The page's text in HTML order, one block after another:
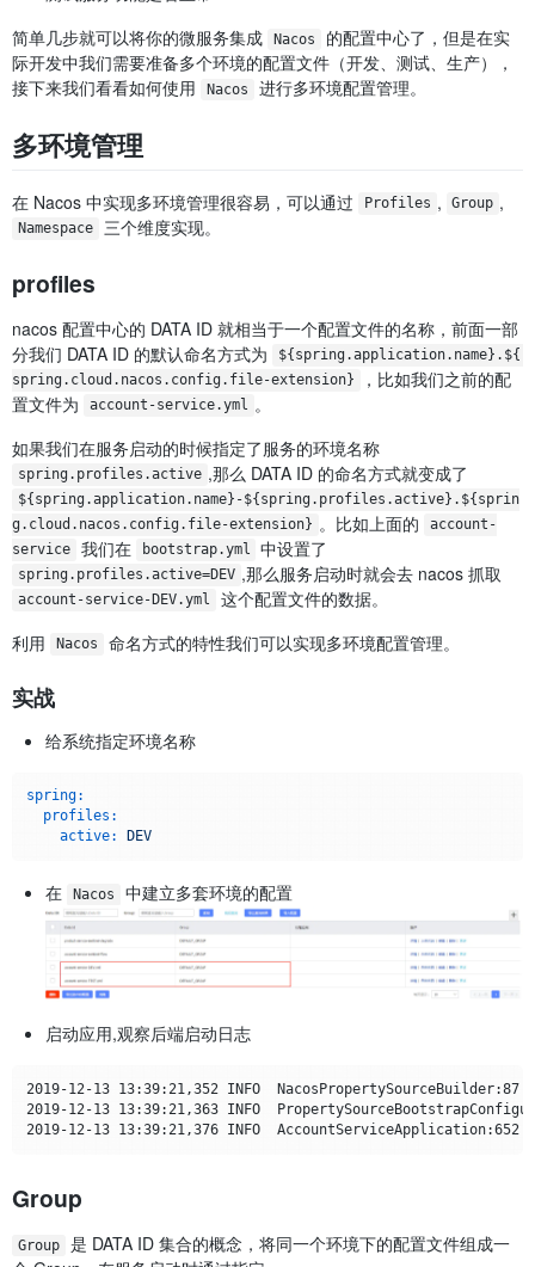
简单几步就可以将你的微服务集成
Nacos
的配置中心了，但是在实
际开发中我们需要准备多个环境的配置文件（开发、测试、生产），
接下来我们看看如何使用
Nacos 进行多环境配置管理。
多环境管理
在 Nacos 中实现多环境管理很容易，可以通过 Profiles , Group ,
Namespace 三个维度实现。
profiles
nacos 配置中心的 DATA ID 就相当于一个配置文件的名称，前面一部
分我们 DATA ID 的默认命名方式为
${spring.application.name}.${
spring.cloud.nacos.config.file-extension}
，比如我们之前的配
置文件为
account-service.yml 。
如果我们在服务启动的时候指定了服务的环境名称
spring.profiles.active ,那么 DATA ID 的命名方式就变成了
${spring.application.name}-${spring.profiles.active}.${sprin
g.cloud.nacos.config.file-extension} 。比如上面的
account-
service
我们在 bootstrap.yml 中设置了
spring.profiles.active=DEV ,那么服务启动时就会去 nacos 抓取
account-service-DEV.yml
这个配置文件的数据。
利用
Nacos 命名方式的特性我们可以实现多环境配置管理。
实战
给系统指定环境名称
spring:
profiles:
active:
DEV
在 Nacos 中建立多套环境的配置
启动应用,观察后端启动日志
2019-12-13 13:39:21,352 INFO
2019-12-13 13:39:21,363 INFO
Group
Group
是 DATA ID 集合的概念，将同一个环境下的配置文件组成一